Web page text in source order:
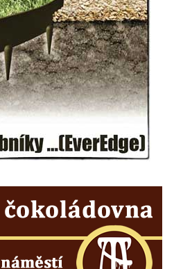
nádvoří kláštera
kláštera
na nádvoří
náměstí v
pramene v
Masaryka